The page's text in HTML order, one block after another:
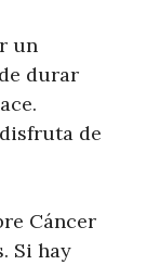
un
durar
de
Cáncer
Si hay